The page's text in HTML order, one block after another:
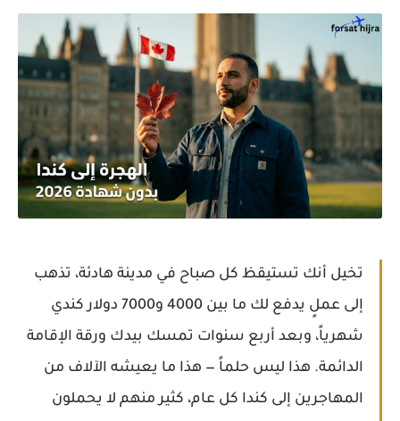
تخيل أنك تستيقظ كل صباح في مدينة هادئة، تذهب
إلى عملٍ يدفع لك ما بين 4000 و7000 دولار كندي
شهرياً، وبعد أربع سنوات تمسك بيدك ورقة الإقامة
الدائمة. هذا ليس حلماً — هذا ما يعيشه الآلاف من
المهاجرين إلى كندا كل عام، كثير منهم لا يحملون